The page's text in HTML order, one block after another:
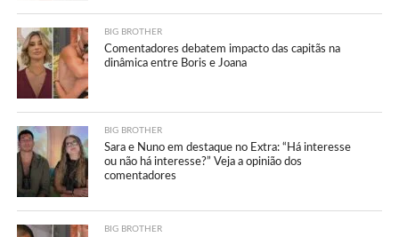
BIG BROTHER
Comentadores debatem impacto das capitãs na
dinâmica entre Boris e Joana
BIG BROTHER
Sara e Nuno em destaque no Extra: “Há interesse
ou não há interesse?” Veja a opinião dos
comentadores
BIG BROTHER